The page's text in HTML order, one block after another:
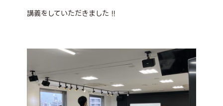
講義をしていただきました !!